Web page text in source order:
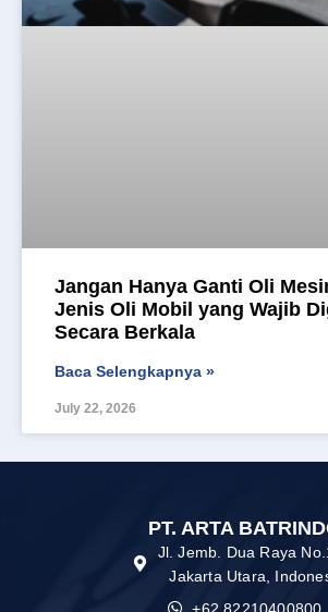
Jangan Hanya Ganti Oli
Jenis Oli Mobil yang Wajib
Secara Berkala
Baca Selengkapnya »
July 22, 2026
PT. ARTA
Jl. Jemb. Dua Raya
Jakarta Utara,